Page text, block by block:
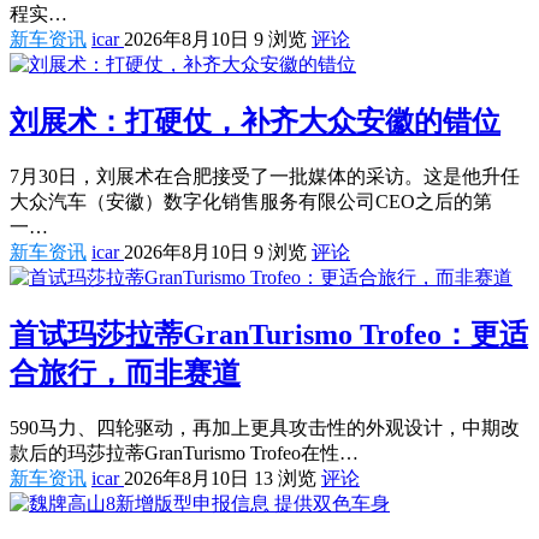
程实…
新车资讯 icar 2026年8月10日 9 浏览 评论
刘展术：打硬仗，补齐大众安徽的错位
7月30日，刘展术在合肥接受了一批媒体的采访。这是他升任
大众汽车（安徽）数字化销售服务有限公司CEO之后的第
一…
新车资讯 icar 2026年8月10日 9 浏览 评论
首试玛莎拉蒂GranTurismo Trofeo：更适
合旅行，而非赛道
590马力、四轮驱动，再加上更具攻击性的外观设计，中期改
款后的玛莎拉蒂GranTurismo Trofeo在性…
新车资讯 icar 2026年8月10日 13 浏览 评论